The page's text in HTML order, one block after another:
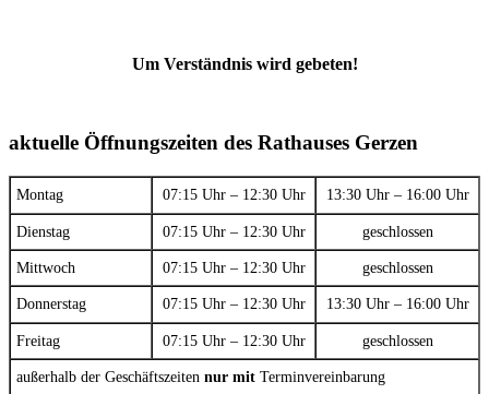
Um Verständnis wird gebeten!
aktuelle Öffnungszeiten des Rathauses Gerzen
Montag 07:15 Uhr – 12:30 Uhr 13:30 Uhr – 16:00 Uhr
Dienstag 07:15 Uhr – 12:30 Uhr geschlossen
Mittwoch 07:15 Uhr – 12:30 Uhr geschlossen
Donnerstag 07:15 Uhr – 12:30 Uhr 13:30 Uhr – 16:00 Uhr
Freitag 07:15 Uhr – 12:30 Uhr geschlossen
außerhalb der Geschäftszeiten nur mit Terminvereinbarung